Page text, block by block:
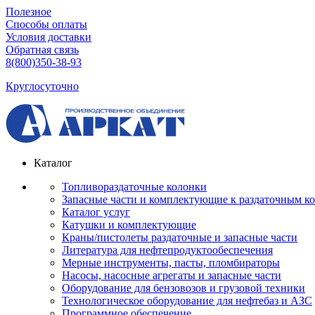
Полезное
Способы оплаты
Условия доставки
Обратная связь
8(800)350-38-93
Круглосуточно
Каталог
Топливораздаточные колонки
Запасные части и комплектующие к раздаточным
Каталог услуг
Катушки и комплектующие
Краны/пистолеты раздаточные и запасные части
Литература для нефтепродуктообеспечения
Мерные инструменты, пасты, пломбираторы
Насосы, насосные агрегаты и запасные части
Оборудование для бензовозов и грузовой техники
Технологическое оборудование для нефтебаз и АЗС